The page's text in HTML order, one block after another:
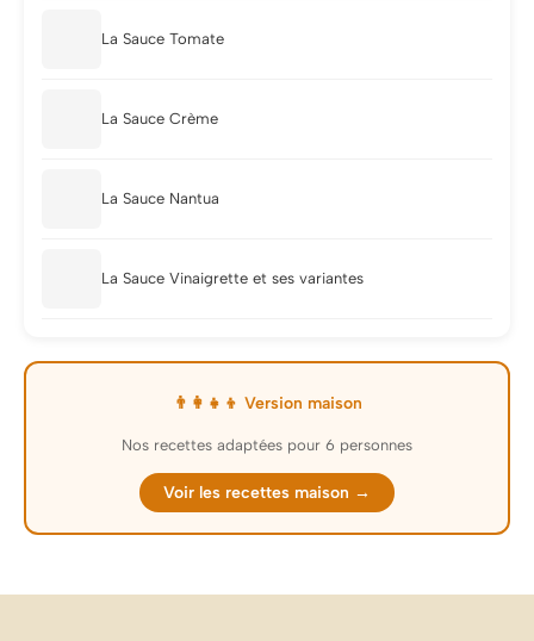
La Sauce Tomate
La Sauce Crème
La Sauce Nantua
La Sauce Vinaigrette et ses variantes
👨‍👩‍👧‍👦 Version maison
Nos recettes adaptées pour 6 personnes
Voir les recettes maison →